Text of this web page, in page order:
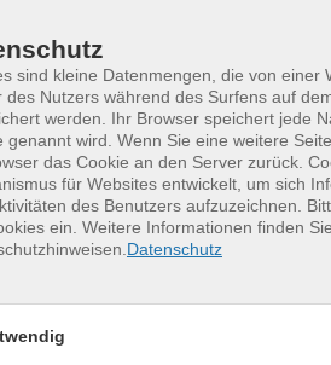
16:30 — 18:00 Uhr
16:30 — 18:00 Uhr
16:30 — 18:00 Uhr
16:30 — 18:00 Uhr
16:30 — 18:00 Uhr
sind kleine Datenmengen, die von einer
des Nutzers während des Surfens auf
werden. Ihr Browser speichert jede
genannt wird. Wenn Sie eine weitere
das Cookie an den Server zurück.
für Websites entwickelt, um sich
des Benutzers aufzuzeichnen.
ein. Weitere Informationen finden
Datenschutz